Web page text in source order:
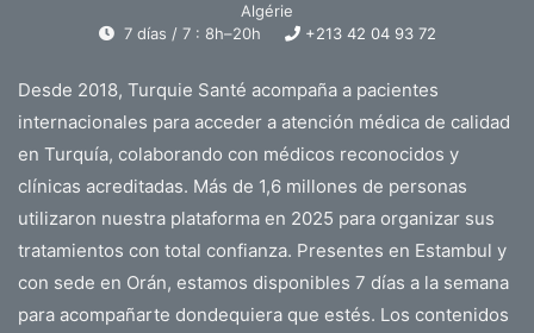
Algérie
7 días / 7 : 8h–20h
+213 42 04 93 72
Desde 2018, Turquie Santé acompaña a pacientes
internacionales para acceder a atención médica de calidad
en Turquía, colaborando con médicos reconocidos y
clínicas acreditadas. Más de 1,6 millones de personas
utilizaron nuestra plataforma en 2025 para organizar sus
tratamientos con total confianza. Presentes en Estambul y
con sede en Orán, estamos disponibles 7 días a la semana
para acompañarte dondequiera que estés. Los contenidos